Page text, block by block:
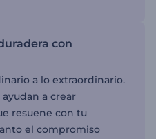
con
a lo extraordinario.
a crear
resuene con tu
el compromiso